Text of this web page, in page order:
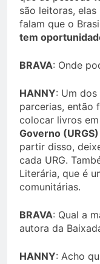
são leitoras, elas
falam que o
tem
BRAVA: Onde
HANNY: Um
parcerias, então
colocar livros
Governo (URGS)
partir disso,
cada URG.
Literária, que é
comunitárias.
BRAVA: Qual a
autora da
HANNY: Acho